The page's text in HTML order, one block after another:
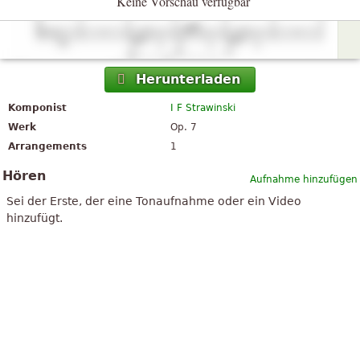
Herunterladen
Komponist
I F Strawinski
Werk
Op. 7
Arrangements
1
Aufnahme hinzufügen
Hören
Sei der Erste, der eine Tonaufnahme oder ein Video
hinzufügt.